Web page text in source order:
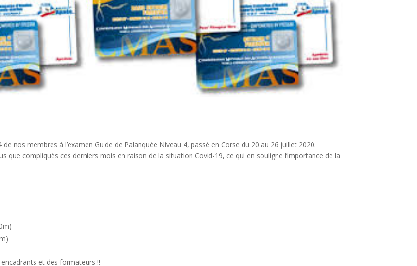
nos membres à l’examen Guide de Palanquée Niveau 4, passé en Corse du 20 au 26 juillet 2020.
que compliqués ces derniers mois en raison de la situation Covid-19, ce qui en souligne l’importance de la
et des formateurs !!